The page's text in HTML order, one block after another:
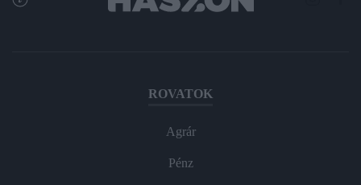
ROVATOK
Agrár
Pénz